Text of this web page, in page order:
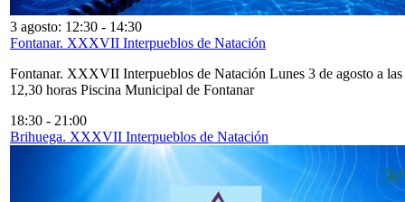
3 agosto: 12:30 - 14:30
Fontanar. XXXVII Interpueblos de Natación
Fontanar. XXXVII Interpueblos de Natación Lunes 3 de agosto a las
12,30 horas Piscina Municipal de Fontanar
18:30 - 21:00
Brihuega. XXXVII Interpueblos de Natación